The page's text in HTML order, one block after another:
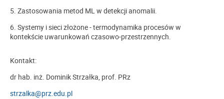
5. Zastosowania metod ML w detekcji anomalii.
6. Systemy i sieci złożone - termodynamika procesów w
kontekście uwarunkowań czasowo-przestrzennych.
Kontakt:
dr hab. inż. Dominik Strzałka, prof. PRz
strzalka@prz.edu.pl